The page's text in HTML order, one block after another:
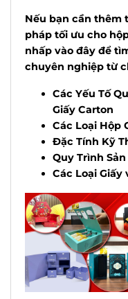
Nếu bạn cần thêm
pháp tối ưu cho
nhấp vào đây để
chuyên nghiệp từ
Các Yếu Tố
Giấy Carton
Các Loại Hộp
Đặc Tính Kỹ
Quy Trình
Các Loại Giấy